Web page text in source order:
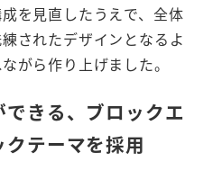
を見直したうえで、全体
されたデザインとなるよ
がら作り上げました。
できる、ブロックエ
テーマを採用